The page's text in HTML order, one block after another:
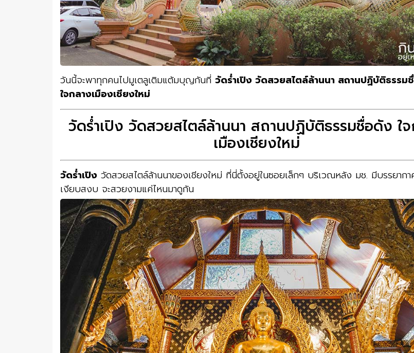
วันนี้จะพาทุกคนไปมูเตลูเติมแต้มบุญกันที่ วัดร่ำเปิง วัดสวยสไตล์ล้านนา สถานปฏิบัติธรรม
ใจกลางเมืองเชียงใหม่
วัดร่ำเปิง วัดสวยสไตล์ล้านนา สถานปฏิบัติธรรมชื่อดัง ใ
เมืองเชียงใหม่
วัดร่ำเปิง วัดสวยสไตล์ล้านนาของเชียงใหม่ ที่นี่ตั้งอยู่ในซอยเล็กๆ บริเวณหลัง มช. มีบรรยาก
เงียบสงบ จะสวยงามแค่ไหนมาดูกัน